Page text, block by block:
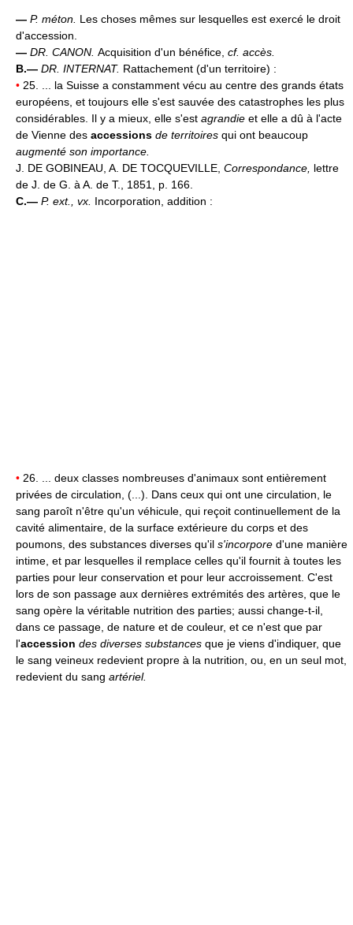
— P. méton. Les choses mêmes sur lesquelles est exercé le droit
d'accession.
— DR. CANON. Acquisition d'un bénéfice, cf. accès.
B.— DR. INTERNAT. Rattachement (d'un territoire) :
• 25. ... la Suisse a constamment vécu au centre des grands états
européens, et toujours elle s'est sauvée des catastrophes les plus
considérables. Il y a mieux, elle s'est agrandie et elle a dû à l'acte
de Vienne des accessions de territoires qui ont beaucoup
augmenté son importance.
J. DE GOBINEAU, A. DE TOCQUEVILLE, Correspondance, lettre
de J. de G. à A. de T., 1851, p. 166.
C.— P. ext., vx. Incorporation, addition :
• 26. ... deux classes nombreuses d'animaux sont entièrement
privées de circulation, (...). Dans ceux qui ont une circulation, le
sang paroît n'être qu'un véhicule, qui reçoit continuellement de la
cavité alimentaire, de la surface extérieure du corps et des
poumons, des substances diverses qu'il s'incorpore d'une manière
intime, et par lesquelles il remplace celles qu'il fournit à toutes les
parties pour leur conservation et pour leur accroissement. C'est
lors de son passage aux dernières extrémités des artères, que le
sang opère la véritable nutrition des parties; aussi change-t-il,
dans ce passage, de nature et de couleur, et ce n'est que par
l'accession des diverses substances que je viens d'indiquer, que
le sang veineux redevient propre à la nutrition, ou, en un seul mot,
redevient du sang artériel.